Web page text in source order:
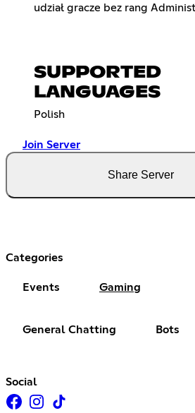
udział gracze bez rang
SUPPORTED
LANGUAGES
Polish
Join Server
Share Server
Categories
Events Gaming
General Chatting Bots
Social